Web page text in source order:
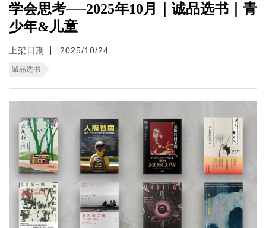
学会思考──2025年10月｜诚品选书｜青
少年&儿童
上架日期 2025/10/24
诚品选书